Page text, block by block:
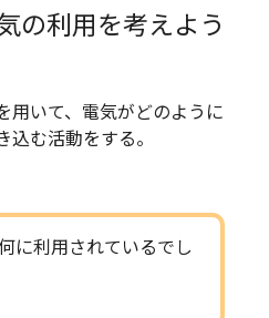
の利用を考えよう
用いて、電気がどのように
む活動をする。
に利用されているでし